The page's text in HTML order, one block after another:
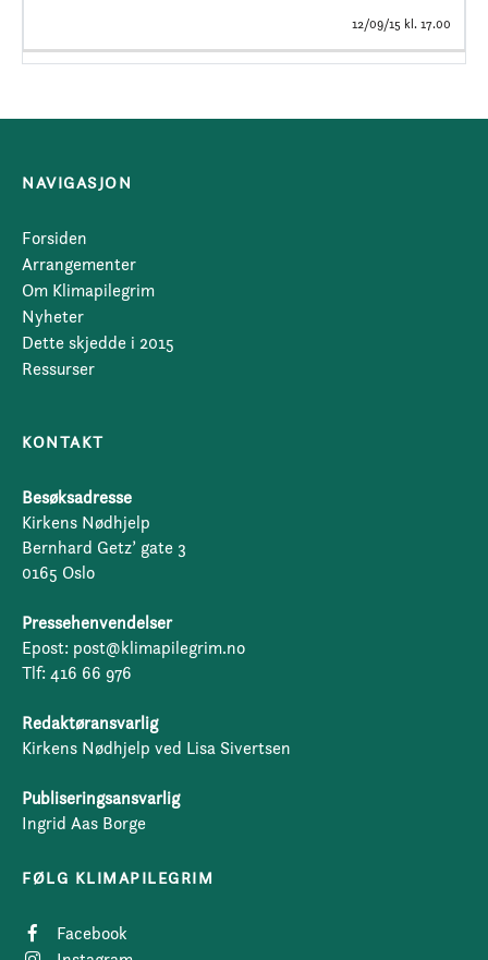
12/09/15 kl. 17.00
NAVIGASJON
Forsiden
Arrangementer
Om Klimapilegrim
Nyheter
Dette skjedde i 2015
Ressurser
KONTAKT
Besøksadresse
Kirkens Nødhjelp
Bernhard Getz’ gate 3
0165 Oslo
Pressehenvendelser
Epost: post@klimapilegrim.no
Tlf: 416 66 976
Redaktøransvarlig
Kirkens Nødhjelp ved Lisa Sivertsen
Publiseringsansvarlig
Ingrid Aas Borge
FØLG KLIMAPILEGRIM
Facebook